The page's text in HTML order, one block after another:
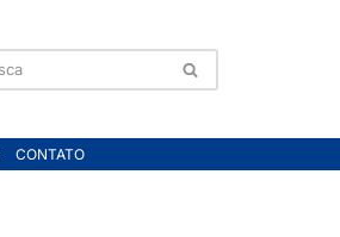
CONTATO